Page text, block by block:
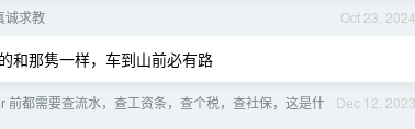
Oct 23, 2024
诚求教
和那隽一样，车到山前必有路
Dec 12, 2023
前都需要查流水，查工资条，查个税，查社保，这是什